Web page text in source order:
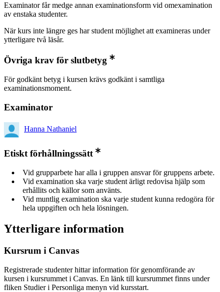
Examinator får medge annan examinationsform vid omexamination
av enstaka studenter.
När kurs inte längre ges har student möjlighet att examineras under
ytterligare två läsår.
Övriga krav för slutbetyg
För godkänt betyg i kursen krävs godkänt i samtliga
examinationsmoment.
Examinator
Hanna Nathaniel
Etiskt förhållningssätt
Vid grupparbete har alla i gruppen ansvar för gruppens arbete.
Vid examination ska varje student ärligt redovisa hjälp som
erhållits och källor som använts.
Vid muntlig examination ska varje student kunna redogöra för
hela uppgiften och hela lösningen.
Ytterligare information
Kursrum i Canvas
Registrerade studenter hittar information för genomförande av
kursen i kursrummet i Canvas. En länk till kursrummet finns under
fliken Studier i Personliga menyn vid kursstart.